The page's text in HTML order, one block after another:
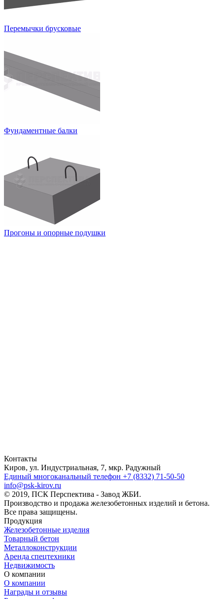
Перемычки брусковые
Фундаментные балки
Прогоны и опорные подушки
Контакты
Киров, ул. Индустриальная, 7, мкр. Радужный
Единый многоканальный телефон +7 (8332) 71-50-50
info@psk-kirov.ru
© 2019, ПСК Перспектива - Завод ЖБИ.
Производство и продажа железобетонных изделий и бетона.
Все права защищены.
Продукция
Железобетонные изделия
Товарный бетон
Металлоконструкции
Аренда спецтехники
Недвижимость
О компании
О компании
Награды и отзывы